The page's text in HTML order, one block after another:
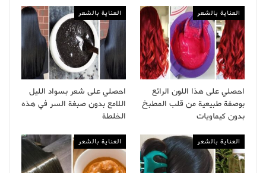
العناية بالشعر
احصلي على هذا اللون الرائع
بوصفة طبيعية من قلب المطبخ
بدون كيماويات
العناية بالشعر
احصلي على شعر بسواد الليل
اللامع بدون صبغة السر في هذه
الخلطة
العناية بالشعر العناية بالشعر